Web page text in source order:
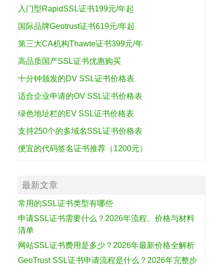
入门型RapidSSL证书199元/年起
国际品牌Geotrust证书619元/年起
第三大CA机构Thawte证书399元/年
高品质国产SSL证书优惠购买
十分钟颁发的DV SSL证书价格表
适合企业申请的OV SSL证书价格表
绿色地址栏的EV SSL证书价格表
支持250个的多域名SSL证书价格表
便宜的代码签名证书推荐（1200元）
最新文章
常用的SSL证书类型有哪些
申请SSL证书需要什么？2026年流程、价格与材料
清单
网站SSL证书费用是多少？2026年最新价格全解析
GeoTrust SSL证书申请流程是什么？2026年完整步